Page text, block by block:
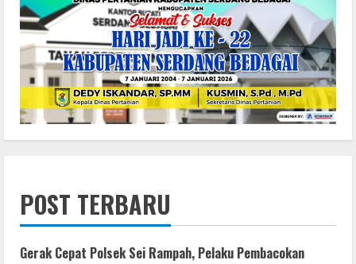
POST TERBARU
Gerak Cepat Polsek Sei Rampah, Pelaku Pembacokan